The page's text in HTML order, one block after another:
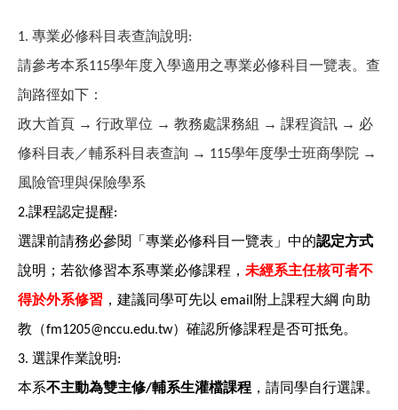
1. 專業必修科目表查詢說明:
請參考本系115學年度入學適用之專業必修科目一覽表。查
詢路徑如下：
政大首頁 → 行政單位 → 教務處課務組 → 課程資訊 → 必
修科目表／輔系科目表查詢 → 115學年度學士班商學院 →
風險管理與保險學系
2.課程認定提醒:
選課前請務必參閱「專業必修科目一覽表」中的認定方式
說明；若欲修習本系專業必修課程， 未經系主任核可者不
得於外系修習 ，建議同學可先以 email 附上課程大綱 向助
教（fm1205@nccu.edu.tw）確認所修課程是否可抵免。
3. 選課作業說明:
本系不主動為雙主修/輔系生灌檔課程 ，請同學自行選課。